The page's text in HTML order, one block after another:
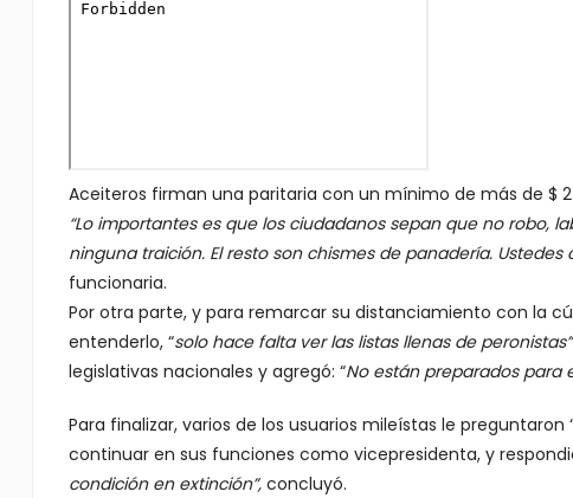
Aceiteros firman una paritaria con un mínimo de más de $
“Lo importantes es que los ciudadanos sepan que no robo,
ninguna traición. El resto son chismes de panadería.
funcionaria.
Por otra parte, y para remarcar su distanciamiento con la
entenderlo, “solo hace falta ver las listas llenas de
legislativas nacionales y agregó: “No están preparados para
Para finalizar, varios de los usuarios mileístas le preguntaron
continuar en sus funciones como vicepresidenta, y
condición en extinción”,concluyó.